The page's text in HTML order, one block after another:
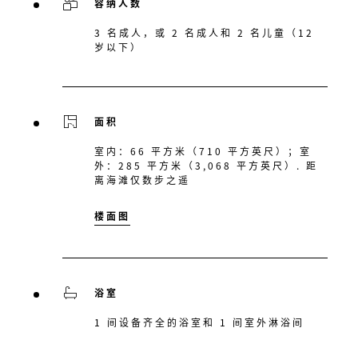
3 名成人，或 2 名成人和 2 名儿童（12
岁以下）
面积
室内：66 平方米（710 平方英尺）；室
外：285 平方米（3,068 平方英尺）. 距
离海滩仅数步之遥
楼面图
浴室
1 间设备齐全的浴室和 1 间室外淋浴间